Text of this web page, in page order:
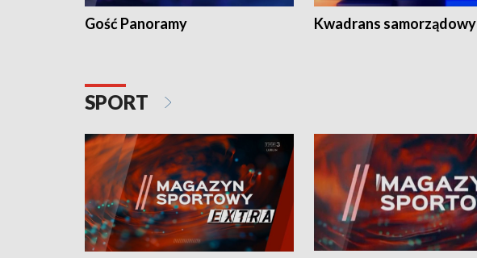
Gość Panoramy Kwadrans samorządowy
SPORT